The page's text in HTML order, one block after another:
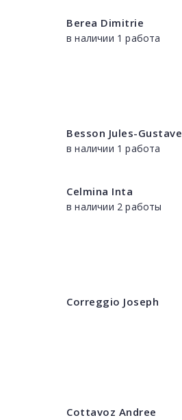
Berea Dimitrie
в наличии 1 работа
Besson Jules-Gustave
в наличии 1 работа
Celmina Inta
в наличии 2 работы
Correggio Joseph
Cottavoz Andree